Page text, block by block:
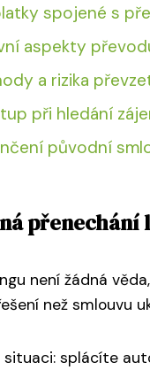
spojené s
aspekty
a rizika
při hledání
původní
přenechání
není žádná
než smlouvu
splácíte